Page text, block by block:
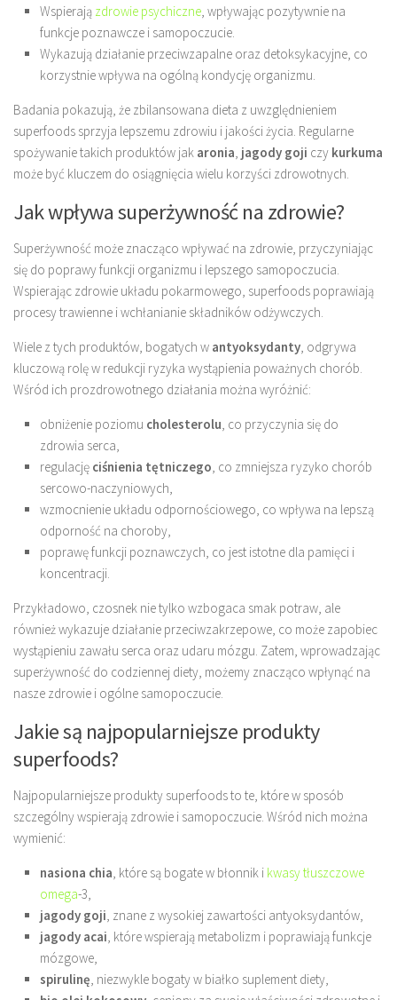
Wspierają zdrowie psychiczne, wpływając pozytywnie na
funkcje poznawcze i samopoczucie.
Wykazują działanie przeciwzapalne oraz detoksykacyjne, co
korzystnie wpływa na ogólną kondycję organizmu.
Badania pokazują, że zbilansowana dieta z uwzględnieniem
superfoods sprzyja lepszemu zdrowiu i jakości życia. Regularne
spożywanie takich produktów jak aronia, jagody goji czy kurkuma
może być kluczem do osiągnięcia wielu korzyści zdrowotnych.
Jak wpływa superżywność na zdrowie?
Superżywność może znacząco wpływać na zdrowie, przyczyniając
się do poprawy funkcji organizmu i lepszego samopoczucia.
Wspierając zdrowie układu pokarmowego, superfoods poprawiają
procesy trawienne i wchłanianie składników odżywczych.
Wiele z tych produktów, bogatych w antyoksydanty, odgrywa
kluczową rolę w redukcji ryzyka wystąpienia poważnych chorób.
Wśród ich prozdrowotnego działania można wyróżnić:
obniżenie poziomu cholesterolu, co przyczynia się do
zdrowia serca,
regulację ciśnienia tętniczego, co zmniejsza ryzyko chorób
sercowo-naczyniowych,
wzmocnienie układu odpornościowego, co wpływa na lepszą
odporność na choroby,
poprawę funkcji poznawczych, co jest istotne dla pamięci i
koncentracji.
Przykładowo, czosnek nie tylko wzbogaca smak potraw, ale
również wykazuje działanie przeciwzakrzepowe, co może zapobiec
wystąpieniu zawału serca oraz udaru mózgu. Zatem, wprowadzając
superżywność do codziennej diety, możemy znacząco wpłynąć na
nasze zdrowie i ogólne samopoczucie.
Jakie są najpopularniejsze produkty
superfoods?
Najpopularniejsze produkty superfoods to te, które w sposób
szczególny wspierają zdrowie i samopoczucie. Wśród nich można
wymienić:
nasiona chia, które są bogate w błonnik i kwasy tłuszczowe
omega-3,
jagody goji, znane z wysokiej zawartości antyoksydantów,
jagody acai, które wspierają metabolizm i poprawiają funkcje
mózgowe,
spirulinę, niezwykle bogaty w białko suplement diety,